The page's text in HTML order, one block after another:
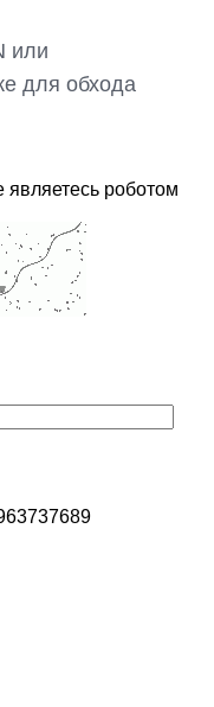
или
для обхода
роботом